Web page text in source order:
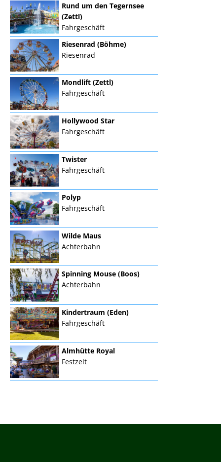
Rund um den Tegernsee
(Zettl)
Fahrgeschäft
Riesenrad (Böhme)
Riesenrad
Mondlift (Zettl)
Fahrgeschäft
Hollywood Star
Fahrgeschäft
Twister
Fahrgeschäft
Polyp
Fahrgeschäft
Wilde Maus
Achterbahn
Spinning Mouse (Boos)
Achterbahn
Kindertraum (Eden)
Fahrgeschäft
Almhütte Royal
Festzelt